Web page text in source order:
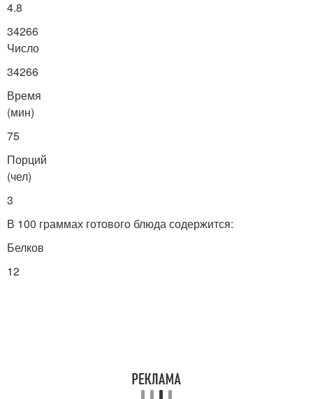
4.8
34266
Число
34266
Время
(мин)
75
Порций
(чел)
3
В 100 граммах готового блюда содержится:
Белков
12